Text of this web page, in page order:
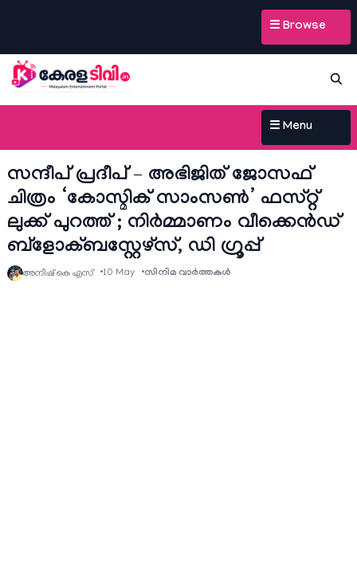
☰ Browse
☰ Menu
സന്ദീപ് പ്രദീപ് – അഭിജിത് ജോസഫ്
ചിത്രം ‘കോസ്മിക് സാംസൺ’ ഫസ്റ്റ്
ലുക്ക് പുറത്ത് ; നിർമ്മാണം വീക്കെൻഡ്
ബ്ളോക്ബസ്റ്റേഴ്സ്, ഡി ഗ്രൂപ്പ്
അനീഷ്‌ കെ എസ് 10 May സിനിമ വാര്‍ത്തകള്‍